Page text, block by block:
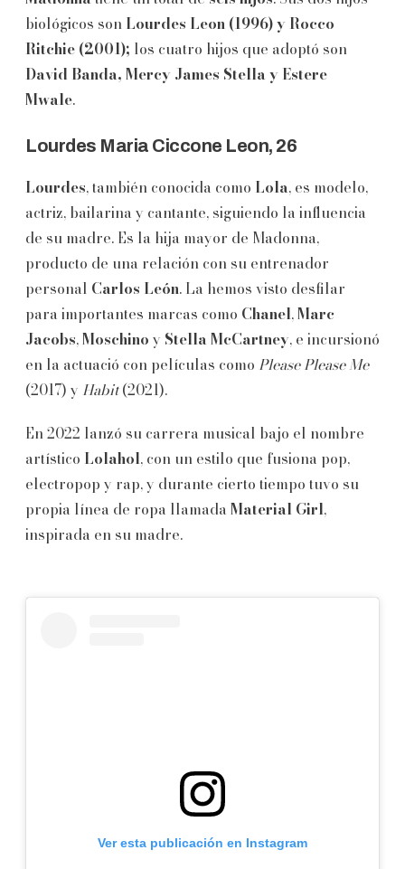
biológicos son Lourdes Leon (1996) y Rocco
Ritchie (2001); los cuatro hijos que adoptó son
David Banda, Mercy James Stella y Estere
Mwale.
Lourdes Maria Ciccone Leon, 26
Lourdes, también conocida como Lola, es modelo,
actriz, bailarina y cantante, siguiendo la influencia
de su madre. Es la hija mayor de Madonna,
producto de una relación con su entrenador
personal Carlos León. La hemos visto desfilar
para importantes marcas como Chanel,Marc
Jacobs,Moschino y Stella McCartney, e incursionó
en la actuació con películas como Please Please Me
(2017) y Habit(2021).
En 2022 lanzó su carrera musical bajo el nombre
artístico Lolahol, con un estilo que fusiona pop,
electropop y rap, y durante cierto tiempo tuvo su
propia línea de ropa llamada Material Girl,
inspirada en su madre.
Ver esta publicación en Instagram